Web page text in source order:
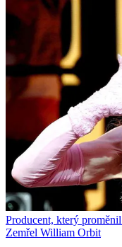
Producent, který
Zemřel William Orbit